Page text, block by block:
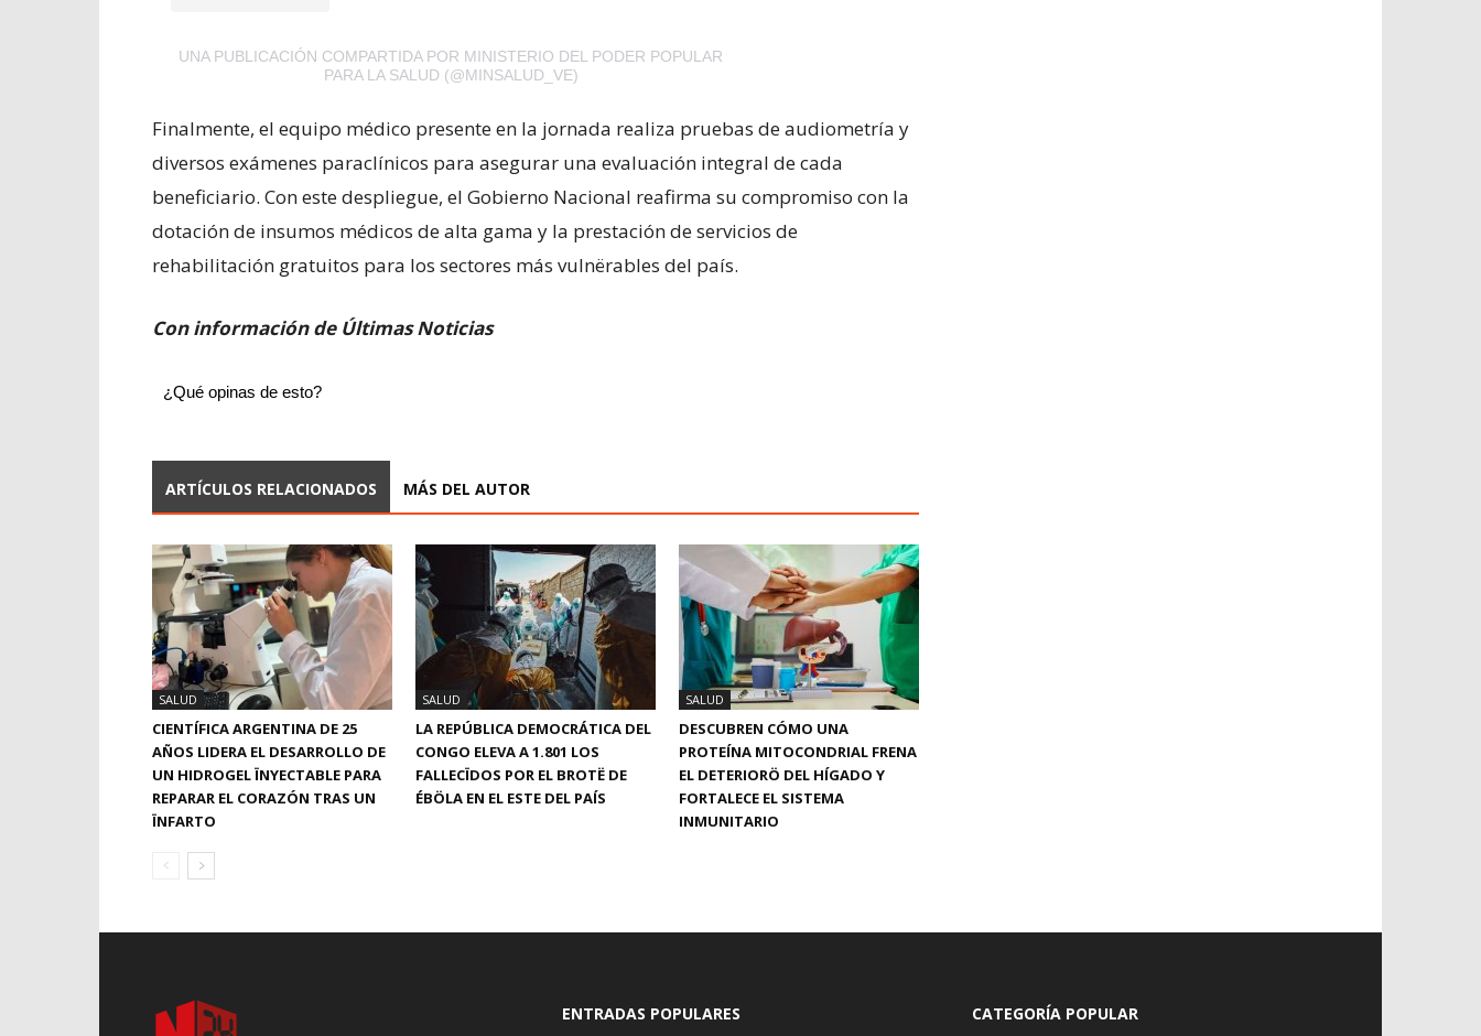
UNA PUBLICACIÓN COMPARTIDA POR MINISTERIO DEL PODER POPULAR
PARA LA SALUD (@MINSALUD_VE)
Finalmente, el equipo médico presente en la jornada realiza pruebas de audiometría y
diversos exámenes paraclínicos para asegurar una evaluación integral de cada
beneficiario. Con este despliegue, el Gobierno Nacional reafirma su compromiso con la
dotación de insumos médicos de alta gama y la prestación de servicios de
rehabilitación gratuitos para los sectores más vulnërables del país.
Con información de Últimas Noticias
¿Qué opinas de esto?
ARTÍCULOS RELACIONADOS MÁS DEL AUTOR
SALUD
CIENTÍFICA ARGENTINA DE 25
AÑOS LIDERA EL DESARROLLO DE
UN HIDROGEL ÏNYECTABLE PARA
REPARAR EL CORAZÓN TRAS UN
ÏNFARTO
SALUD
LA REPÚBLICA DEMOCRÁTICA DEL
CONGO ELEVA A 1.801 LOS
FALLECÏDOS POR EL BROTË DE
ÉBÖLA EN EL ESTE DEL PAÍS
SALUD
DESCUBREN CÓMO UNA
PROTEÍNA MITOCONDRIAL FRENA
EL DETERIORÖ DEL HÍGADO Y
FORTALECE EL SISTEMA
INMUNITARIO
ENTRADAS POPULARES CATEGORÍA POPULAR